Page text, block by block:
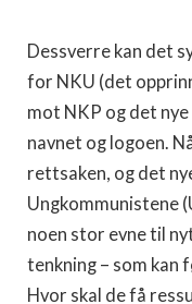
Dessverre kan det
for NKU (det
mot NKP og det
navnet og logoen.
rettsaken, og det
Ungkommunistene
noen stor evne til
tenkning – som kan
Hvor skal de få